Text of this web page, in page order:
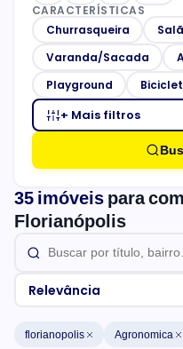
CARACTERÍSTICAS
Churrasqueira
Varanda/Sacada
Playground
+ Mais filtros
35 imóveispara
Florianópolis
Relevância
florianopolis Agronomica